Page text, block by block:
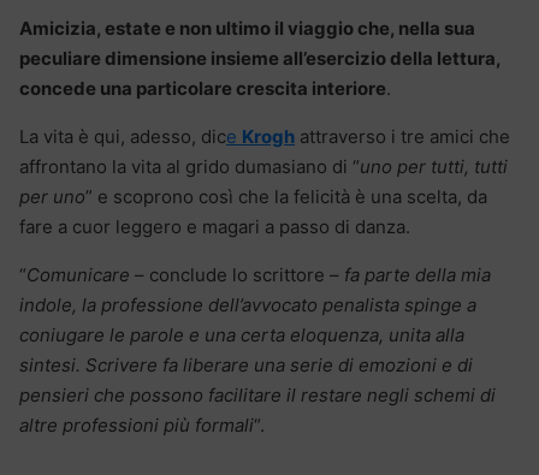
Amicizia, estate e non ultimo il viaggio che, nella sua
peculiare dimensione insieme all’esercizio della lettura,
concede una particolare crescita interiore.
La vita è qui, adesso, dice Krogh attraverso i tre amici che
affrontano la vita al grido dumasiano di “uno per tutti, tutti
per uno” e scoprono così che la felicità è una scelta, da
fare a cuor leggero e magari a passo di danza.
“Comunicare – conclude lo scrittore – fa parte della mia
indole, la professione dell’avvocato penalista spinge a
coniugare le parole e una certa eloquenza, unita alla
sintesi. Scrivere fa liberare una serie di emozioni e di
pensieri che possono facilitare il restare negli schemi di
altre professioni più formali“.